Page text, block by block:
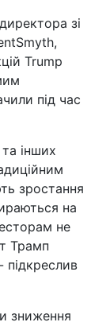
зі
Trump
під час
інших
зростання
на
не
Трамп
підкреслив
зниження